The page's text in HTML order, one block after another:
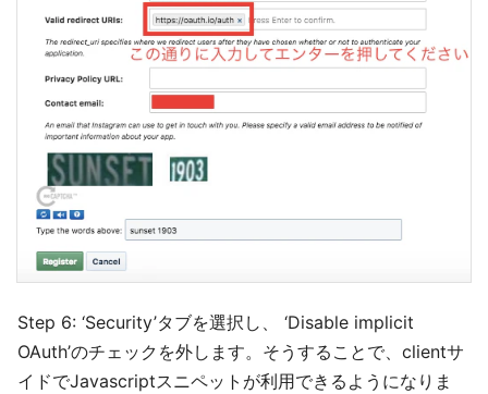
Step 6: ‘Security’タブを選択し、 ‘Disable implicit
OAuth’のチェックを外します。そうすることで、clientサ
イドでJavascriptスニペットが利用できるようになりま